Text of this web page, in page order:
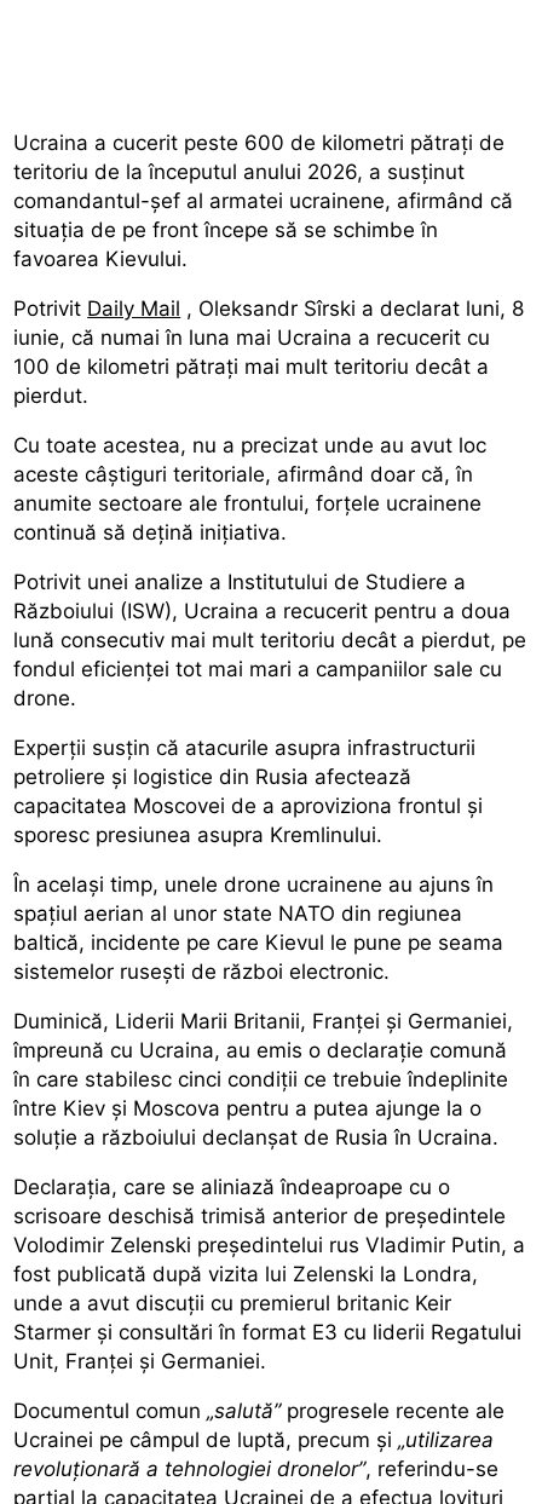
Ucraina a cucerit peste 600 de kilometri pătrați de
teritoriu de la începutul anului 2026, a susținut
comandantul-șef al armatei ucrainene, afirmând că
situația de pe front începe să se schimbe în
favoarea Kievului.
Potrivit Daily Mail , Oleksandr Sîrski a declarat luni, 8
iunie, că numai în luna mai Ucraina a recucerit cu
100 de kilometri pătrați mai mult teritoriu decât a
pierdut.
Cu toate acestea, nu a precizat unde au avut loc
aceste câștiguri teritoriale, afirmând doar că, în
anumite sectoare ale frontului, forțele ucrainene
continuă să dețină inițiativa.
Potrivit unei analize a Institutului de Studiere a
Războiului (ISW), Ucraina a recucerit pentru a doua
lună consecutiv mai mult teritoriu decât a pierdut, pe
fondul eficienței tot mai mari a campaniilor sale cu
drone.
Experții susțin că atacurile asupra infrastructurii
petroliere și logistice din Rusia afectează
capacitatea Moscovei de a aproviziona frontul și
sporesc presiunea asupra Kremlinului.
În același timp, unele drone ucrainene au ajuns în
spațiul aerian al unor state NATO din regiunea
baltică, incidente pe care Kievul le pune pe seama
sistemelor rusești de război electronic.
Duminică, Liderii Marii Britanii, Franței și Germaniei,
împreună cu Ucraina, au emis o declarație comună
în care stabilesc cinci condiții ce trebuie îndeplinite
între Kiev și Moscova pentru a putea ajunge la o
soluție a războiului declanșat de Rusia în Ucraina.
Declarația, care se aliniază îndeaproape cu o
scrisoare deschisătrimisă anterior de președintele
Volodimir Zelenski președintelui rus Vladimir Putin, a
fost publicată după vizita lui Zelenski la Londra,
unde a avut discuții cu premierul britanic Keir
Starmer și consultări în format E3 cu liderii Regatului
Unit, Franței și Germaniei.
Documentul comun„salută”progresele recente ale
Ucrainei pe câmpul de luptă, precum și„utilizarea
revoluționară a tehnologiei dronelor”, referindu-se
parțial la capacitatea Ucrainei de a efectua lovituri